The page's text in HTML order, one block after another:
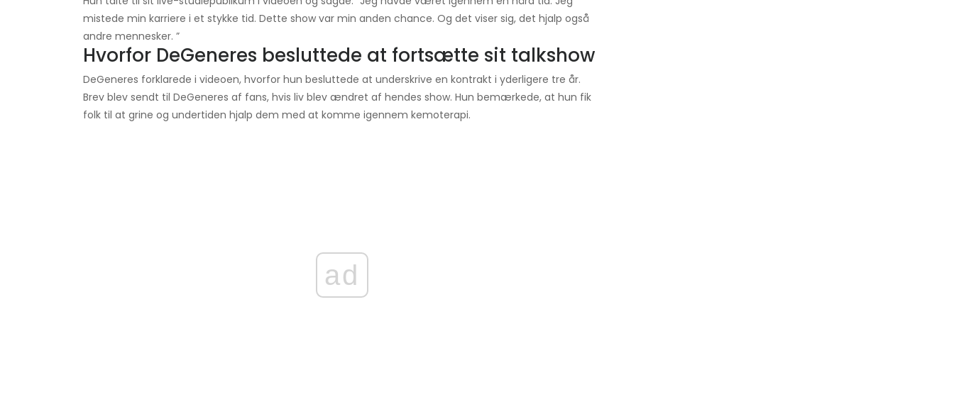
mistede min karriere i et stykke tid. Dette show var min anden chance. Og det viser sig, det hjalp også
andre mennesker. ”
Hvorfor DeGeneres besluttede at fortsætte sit talkshow
DeGeneres forklarede i videoen, hvorfor hun besluttede at underskrive en kontrakt i yderligere tre år.
Brev blev sendt til DeGeneres af fans, hvis liv blev ændret af hendes show. Hun bemærkede, at hun fik
folk til at grine og undertiden hjalp dem med at komme igennem kemoterapi.
ad